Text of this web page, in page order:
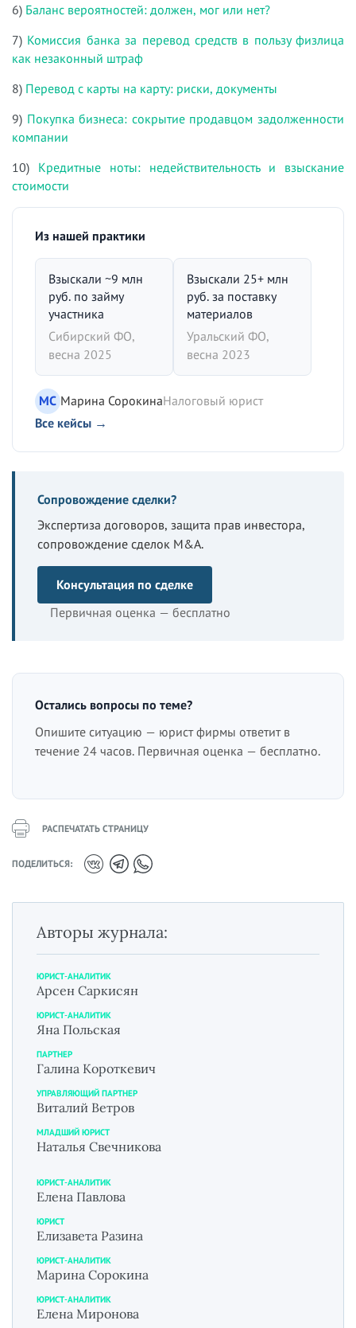
6) Баланс вероятностей: должен, мог или нет?
7) Комиссия банка за перевод средств в пользу физлица
как незаконный штраф
8) Перевод с карты на карту: риски, документы
9) Покупка бизнеса: сокрытие продавцом задолженности
компании
10) Кредитные ноты: недействительность и взыскание
стоимости
Из нашей практики
Взыскали ~9 млн
руб. по займу
участника
Сибирский ФО,
весна 2025
Взыскали 25+ млн
руб. за поставку
материалов
Уральский ФО,
весна 2023
МС Марина СорокинаНалоговый юрист
Все кейсы →
Сопровождение сделки?
Экспертиза договоров, защита прав инвестора,
сопровождение сделок M&A.
Консультация по сделке
Первичная оценка — бесплатно
Остались вопросы по теме?
Опишите ситуацию — юрист фирмы ответит в
течение 24 часов. Первичная оценка — бесплатно.
РАСПЕЧАТАТЬ СТРАНИЦУ
ПОДЕЛИТЬСЯ:
Авторы журнала:
ЮРИСТ-АНАЛИТИК
Арсен Саркисян
ЮРИСТ-АНАЛИТИК
Яна Польская
ПАРТНЕР
Галина Короткевич
УПРАВЛЯЮЩИЙ ПАРТНЕР
Виталий Ветров
МЛАДШИЙ ЮРИСТ
Наталья Свечникова
ЮРИСТ-АНАЛИТИК
Елена Павлова
ЮРИСТ
Елизавета Разина
ЮРИСТ-АНАЛИТИК
Марина Сорокина
ЮРИСТ-АНАЛИТИК
Елена Миронова